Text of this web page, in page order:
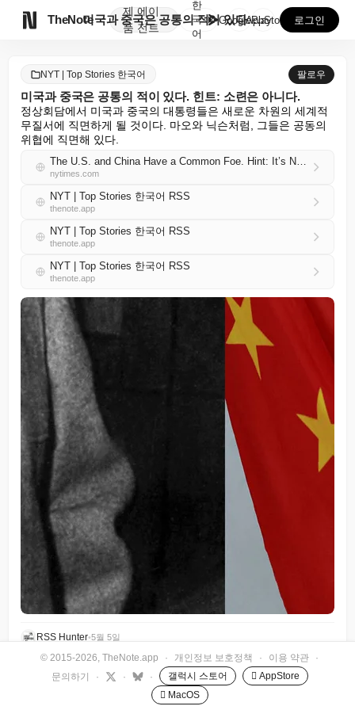
TheNote
제
품
에이
전트
미국과 중국은 공통의 적이 있다. 힌트: 소련은 아니다...
한
국
어
GooglePlay
AppStore 로그인
NYT | Top Stories 한국어 팔로우
미국과 중국은 공통의 적이 있다. 힌트: 소련은 아니다.
정상회담에서 미국과 중국의 대통령들은 새로운 차원의 세계적
무질서에 직면하게 될 것이다. 마오와 닉슨처럼, 그들은 공동의
위협에 직면해 있다.
The U.S. and China Have a Common Foe. Hint: It’s Not the U.S.S.R.
nytimes.com
NYT | Top Stories 한국어 RSS
thenote.app
NYT | Top Stories 한국어 RSS
thenote.app
NYT | Top Stories 한국어 RSS
thenote.app
RSS Hunter•5월 5일
© 2015-2026, TheNote.app · 개인정보 보호정책 · 이용 약관
·
문의하기
· · · 갤럭시 스토어
 AppStore
 MacOS